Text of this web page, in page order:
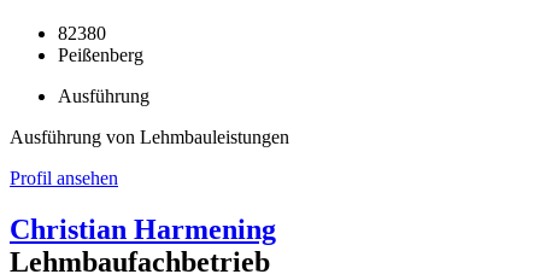
82380
Peißenberg
Ausführung
Ausführung von Lehmbauleistungen
Profil ansehen
Christian Harmening
Lehmbaufachbetrieb